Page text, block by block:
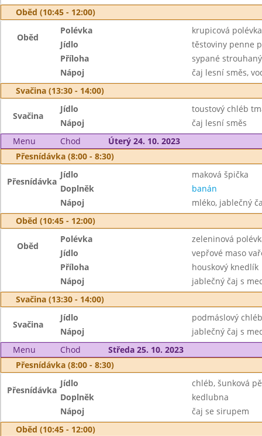
Oběd (10:45 - 12:00)
Oběd
Polévka
krupicová
Jídlo
těstoviny penne
Příloha
sypané
Nápoj
čaj lesní směs,
Svačina (13:30 - 14:00)
Svačina
Jídlo
toustový chléb
Nápoj
čaj lesní směs
Menu
Chod
Úterý 24. 10. 2023
Přesnídávka (8:00 - 8:30)
Přesnídávka
Jídlo
maková špička
Doplněk
banán
Nápoj
mléko, jablečný
Oběd (10:45 - 12:00)
Oběd
Polévka
zeleninová
Jídlo
vepřové maso
Příloha
houskový knedlík
Nápoj
jablečný čaj s
Svačina (13:30 - 14:00)
Svačina
Jídlo
podmáslový
Nápoj
jablečný čaj s
Menu
Chod
Středa 25. 10. 2023
Přesnídávka (8:00 - 8:30)
Přesnídávka
Jídlo
chléb, šunková
Doplněk
kedlubna
Nápoj
čaj se sirupem
Oběd (10:45 - 12:00)